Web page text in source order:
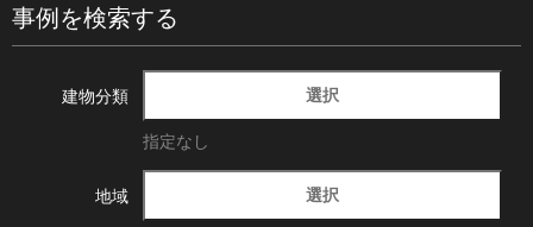
事例を検索する
建物分類 選択
指定なし
地域 選択